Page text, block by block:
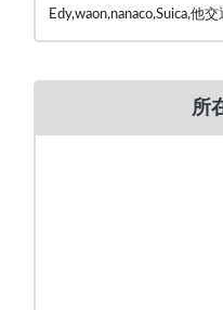
Edy,waon,nanaco,Suica,他
所